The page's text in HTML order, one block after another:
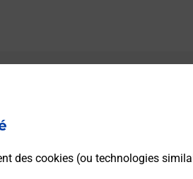
des cookies (ou technologies